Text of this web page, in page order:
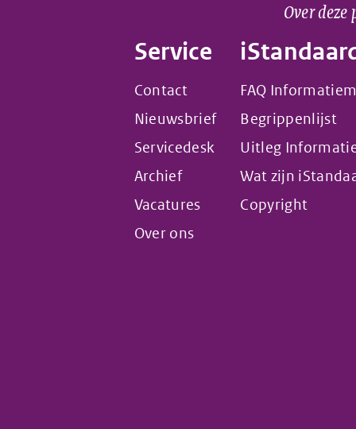
Over
Service
Contact
Nieuwsbrief
Servicedesk
Archief
Vacatures
Over ons
FAQ
Begrippenlijst
Uitleg
Wat zijn
Copyright